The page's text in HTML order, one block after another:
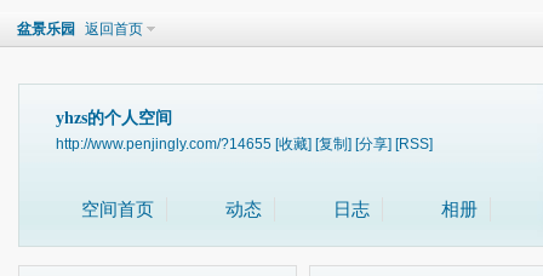
盆景乐园 返回首页
yhzs的个人空间
http://www.penjingly.com/?14655 [收藏] [复制] [分享] [RSS]
空间首页 动态 日志 相册